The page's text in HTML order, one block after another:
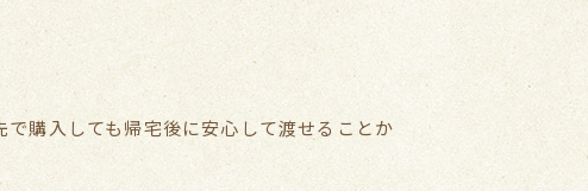
購入しても帰宅後に安心して渡せることか